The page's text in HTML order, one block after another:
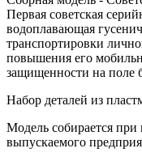
Первая советская
водоплавающая
транспортировки
повышения его
защищенности на поле
Набор деталей из
Модель собирается
выпускаемого